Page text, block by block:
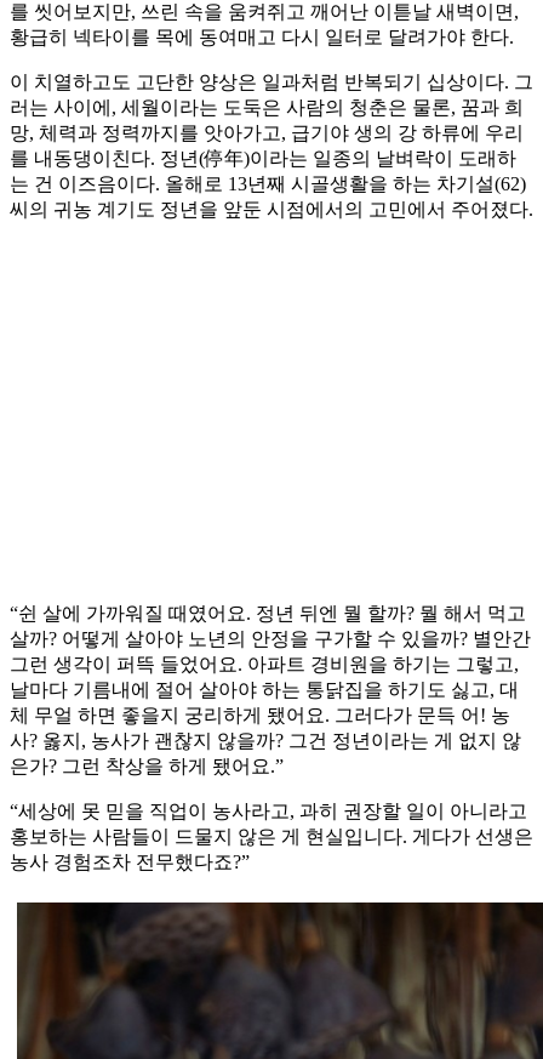
를 씻어보지만, 쓰린 속을 움켜쥐고 깨어난 이튿날 새벽이면,
황급히 넥타이를 목에 동여매고 다시 일터로 달려가야 한다.
이 치열하고도 고단한 양상은 일과처럼 반복되기 십상이다. 그
러는 사이에, 세월이라는 도둑은 사람의 청춘은 물론, 꿈과 희
망, 체력과 정력까지를 앗아가고, 급기야 생의 강 하류에 우리
를 내동댕이친다. 정년(停年)이라는 일종의 날벼락이 도래하
는 건 이즈음이다. 올해로 13년째 시골생활을 하는 차기설(62)
씨의 귀농 계기도 정년을 앞둔 시점에서의 고민에서 주어졌다.
“쉰 살에 가까워질 때였어요. 정년 뒤엔 뭘 할까? 뭘 해서 먹고
살까? 어떻게 살아야 노년의 안정을 구가할 수 있을까? 별안간
그런 생각이 퍼뜩 들었어요. 아파트 경비원을 하기는 그렇고,
날마다 기름내에 절어 살아야 하는 통닭집을 하기도 싫고, 대
체 무얼 하면 좋을지 궁리하게 됐어요. 그러다가 문득 어! 농
사? 옳지, 농사가 괜찮지 않을까? 그건 정년이라는 게 없지 않
은가? 그런 착상을 하게 됐어요.”
“세상에 못 믿을 직업이 농사라고, 과히 권장할 일이 아니라고
홍보하는 사람들이 드물지 않은 게 현실입니다. 게다가 선생은
농사 경험조차 전무했다죠?”